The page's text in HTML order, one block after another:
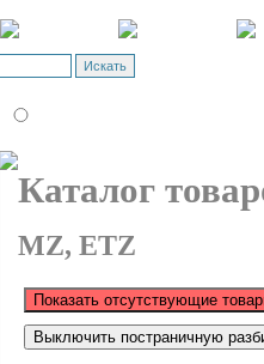
Каталог
MZ, ETZ